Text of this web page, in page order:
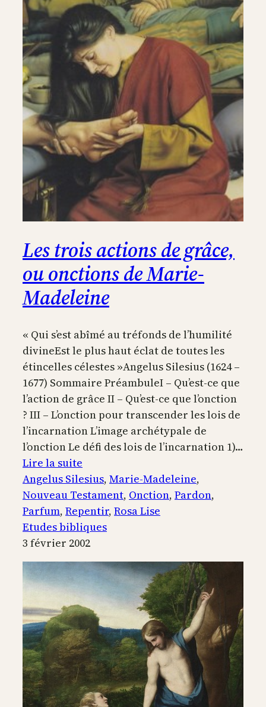
Les trois actions de grâce,
ou onctions de Marie-
Madeleine
« Qui s’est abîmé au tréfonds de l’humilité
divineEst le plus haut éclat de toutes les
étincelles célestes »Angelus Silesius (1624 –
1677) Sommaire PréambuleI – Qu’est-ce que
l’action de grâce II – Qu’est-ce que l’onction
? III – L’onction pour transcender les lois de
l’incarnation L’image archétypale de
l’onction Le défi des lois de l’incarnation 1)…
Lire la suite
Les
trois
actions
de
grâce,
ou
onctions
de
Marie-
Madeleine
Angelus Silesius, Marie-Madeleine
Nouveau Testament, Onction, Pardon
Parfum, Repentir, Rosa Lise
Etudes bibliques
3 février 2002